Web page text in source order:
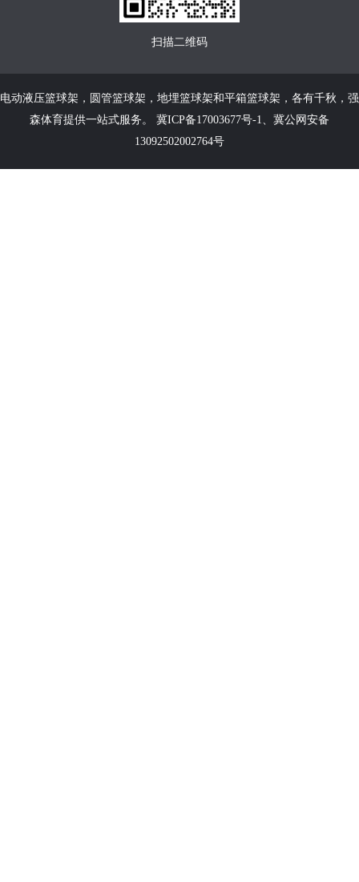
扫描二维码
电动液压篮球架 ， 圆管篮球架 ， 地埋篮球架和平箱篮球架 ，各有千秋，强
森体育提供一站式服务。 冀ICP备17003677号-1
冀公网安备
13092502002764号